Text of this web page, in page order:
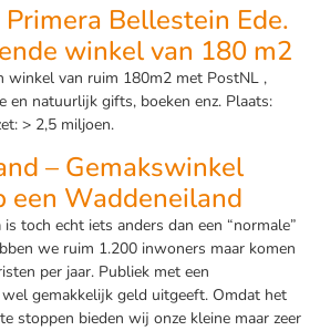
Bellestein Ede.
winkel van 180 m2
winkel van ruim 180m2 met PostNL ,
en natuurlijk gifts, boeken enz. Plaats:
> 2,5 miljoen.
– Gemakswinkel
een Waddeneiland
toch echt iets anders dan een “normale”
we ruim 1.200 inwoners maar komen
per jaar. Publiek met een
gemakkelijk geld uitgeeft. Omdat het
stoppen bieden wij onze kleine maar zeer